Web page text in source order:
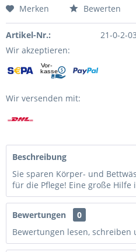
Merken Bewerten
Artikel-Nr.:
21-0-2-
Wir akzeptieren:
Wir versenden mit:
Beschreibung
Sie sparen Körper- und
für die Pflege! Eine große Hilfe
Bewertungen
0
Bewertungen lesen, schreiben